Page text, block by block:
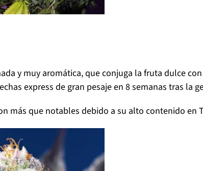
y muy aromática, que conjuga la fruta dulce
express de gran pesaje en 8 semanas tras la
más que notables debido a su alto contenido en